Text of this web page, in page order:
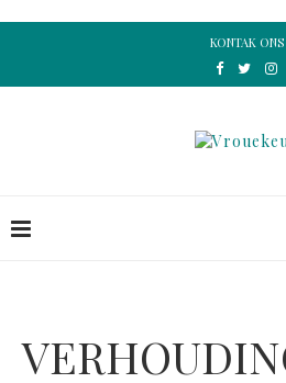
KONTAK ONS